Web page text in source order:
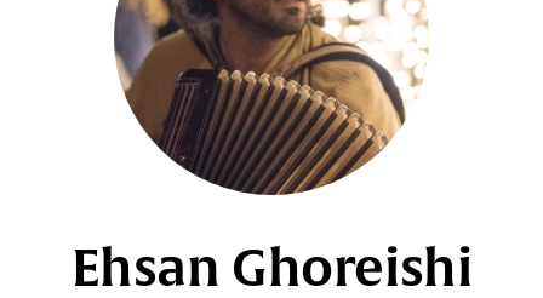
Ehsan Ghoreishi